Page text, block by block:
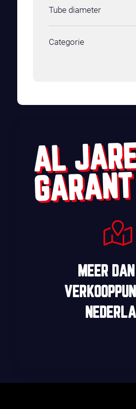
Tube diameter
Categorie
AL
MEER DAN